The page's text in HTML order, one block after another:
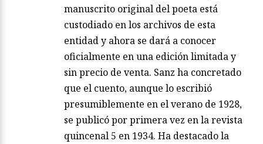
manuscrito original del poeta está
custodiado en los archivos de esta
entidad y ahora se dará a conocer
oficialmente en una edición limitada y
sin precio de venta. Sanz ha concretado
que el cuento, aunque lo escribió
presumiblemente en el verano de 1928,
se publicó por primera vez en la revista
quincenal 5 en 1934. Ha destacado la